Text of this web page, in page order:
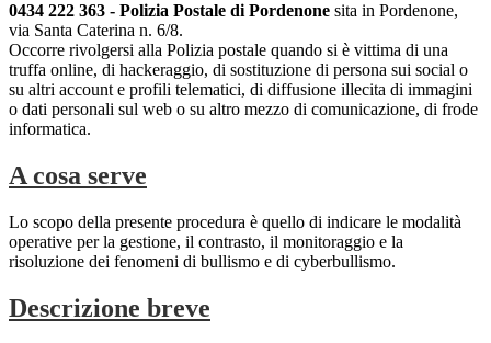
0434 222 363 - Polizia Postale di Pordenone sita in Pordenone,
via Santa Caterina n. 6/8.
Occorre rivolgersi alla Polizia postale quando si è vittima di una
truffa online, di hackeraggio, di sostituzione di persona sui social o
su altri account e profili telematici, di diffusione illecita di immagini
o dati personali sul web o su altro mezzo di comunicazione, di frode
informatica.
A cosa serve
Lo scopo della presente procedura è quello di indicare le modalità
operative per la gestione, il contrasto, il monitoraggio e la
risoluzione dei fenomeni di bullismo e di cyberbullismo.
Descrizione breve